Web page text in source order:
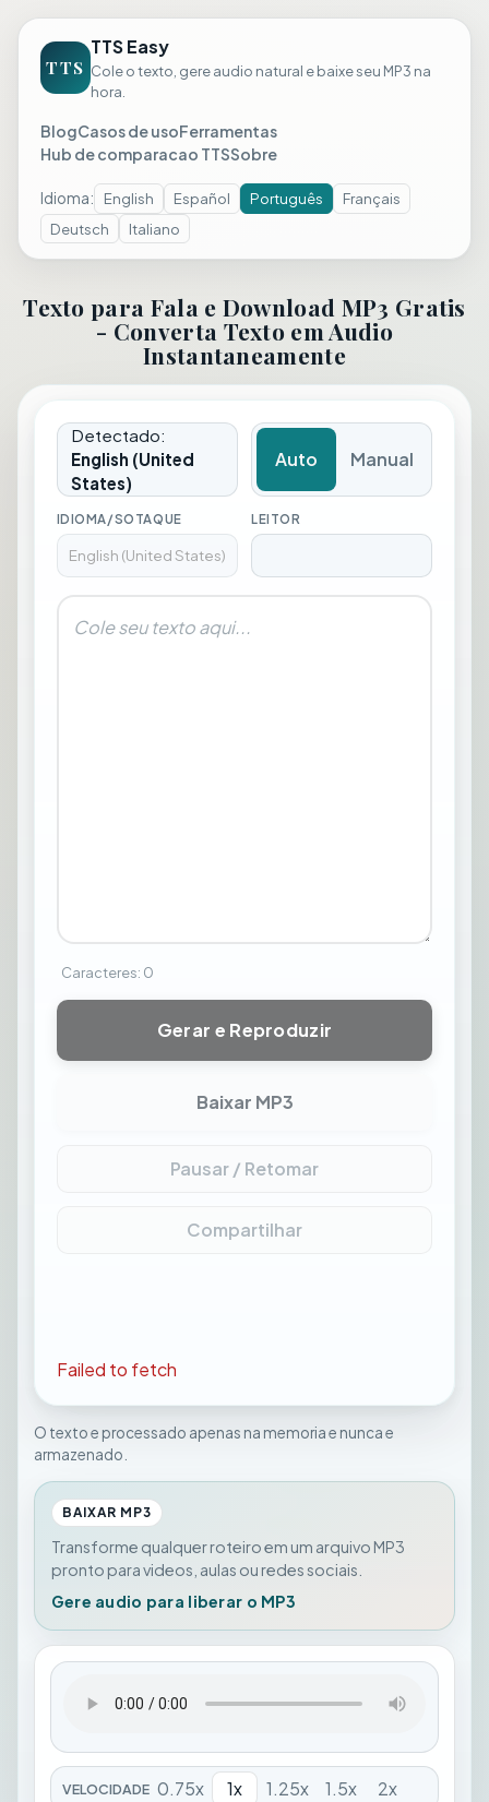
TTS
TTS Easy
Cole o texto, gere audio natural e baixe seu MP3 na
hora.
BlogCasos de usoFerramentas
Hub de comparacao TTSSobre
Idioma: English Español Português
Français
Deutsch
Italiano
Texto para Fala e Download MP3 Gratis
- Converta Texto em Audio
Instantaneamente
Detectado:
English (United
States)
Auto Manual
IDIOMA/SOTAQUE LEITOR
Caracteres: 0
Gerar e Reproduzir
Baixar MP3
Pausar / Retomar
Compartilhar
Failed to fetch
O texto e processado apenas na memoria e nunca e
armazenado.
BAIXAR MP3
Transforme qualquer roteiro em um arquivo MP3
pronto para videos, aulas ou redes sociais.
Gere audio para liberar o MP3
VELOCIDADE 0.75x 1x 1.25x 1.5x 2x